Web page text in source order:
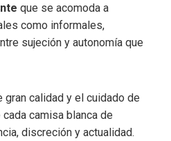
que se acomoda a
como informales,
sujeción y autonomía que
gran calidad y el cuidado de
camisa blanca de
discreción y actualidad.